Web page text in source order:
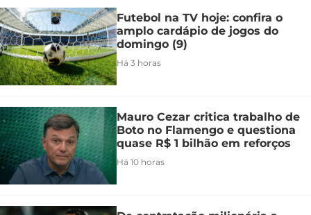
Futebol na TV hoje: confira o
amplo cardápio de jogos do
domingo (9)
Há 3 horas
Mauro Cezar critica trabalho de
Boto no Flamengo e questiona
quase R$ 1 bilhão em reforços
Há 10 horas